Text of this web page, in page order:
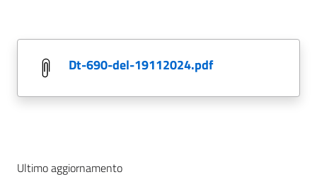
dt-690-del-19112024.pdf
Ultimo aggiornamento